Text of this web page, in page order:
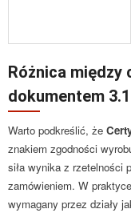
Różnica
dokumentem 3.1
Warto podkreślić, że
znakiem zgodności
siła wynika z rzetelności
zamówieniem. W
wymagany przez działy